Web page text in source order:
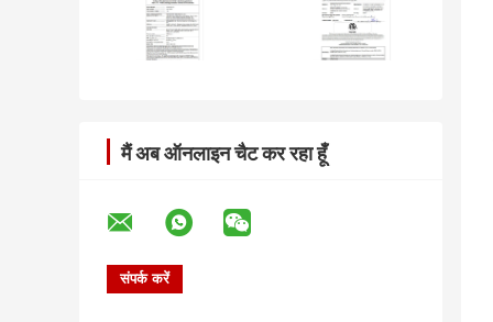
मैं अब ऑनलाइन चैट कर रहा हूँ